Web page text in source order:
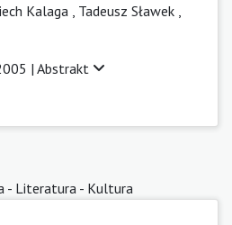
Kalaga , Tadeusz Sławek ,
| Abstrakt
- Literatura - Kultura